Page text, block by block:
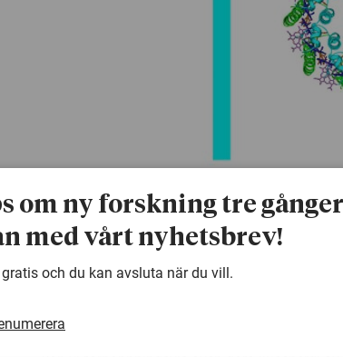
Illustrationen föreställer fem antennkomplex mellan två
Studien visar att det finns en stark
antennkomplexen. Det här samspelet kan
energi. För att den här så kallade
optimalt, och kunna användas för att till
– Om vi kan göra de första stegen i
om ny forskning tre
med vårt nyhetsbrev!
gratis och du kan avsluta när du vill.